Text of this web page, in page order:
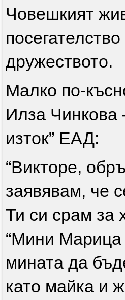
Човешкият
дружеството.
Малко по-
Илза Чинкова
изток” ЕАД:
“Викторе,
заявявам, че
Ти си срам за
“Мини Марица
мината да
като майка и